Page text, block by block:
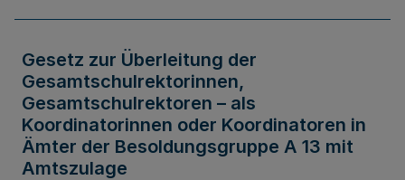
Gesetz zur Überleitung der
Gesamtschulrektorinnen,
Gesamtschulrektoren – als
Koordinatorinnen oder Koordinatoren in
Ämter der Besoldungsgruppe A 13 mit
Amtszulage